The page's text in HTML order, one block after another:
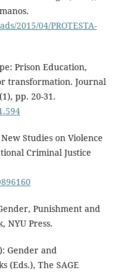
2015/04/PROTESTA-
Prison Education,
transformation. Journal
pp. 20-31.
Studies on Violence
Criminal Justice
Punishment and
NYU Press.
Gender and
(Eds.), The SAGE